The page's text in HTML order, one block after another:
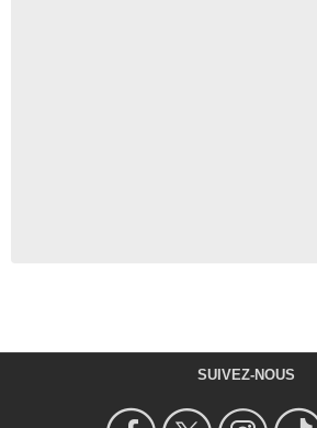
SUIVEZ-NOUS